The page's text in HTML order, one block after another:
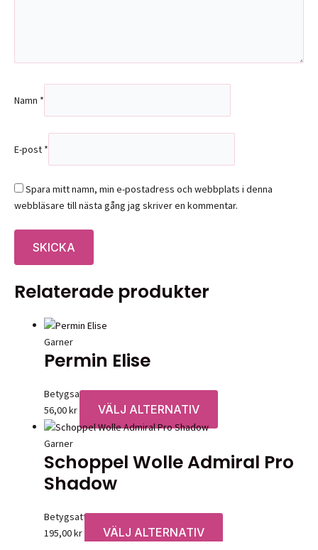
Namn *
E-post *
Spara mitt namn, min e-postadress och webbplats i denna
webbläsare till nästa gång jag skriver en kommentar.
Relaterade produkter
Garner
Permin Elise
Betygsatt0av 5
56,00kr VÄLJ ALTERNATIV
här
har
alternativen
Garner
Schoppel Wolle Admiral Pro
Shadow
Betygsatt0av 5
195,00kr VÄLJ ALTERNATIV